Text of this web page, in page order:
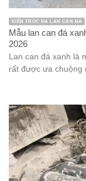
KIẾN TRÚC ĐÁ LAN CAN ĐÁ
Mẫu lan can đá
2026
Lan can đá xanh là
rất được ưa chuộng